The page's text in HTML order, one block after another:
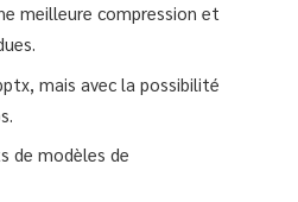
meilleure compression et
mais avec la possibilité
de modèles de